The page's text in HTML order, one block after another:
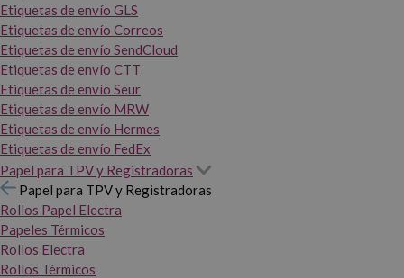
Etiquetas de envío GLS
Etiquetas de envío Correos
Etiquetas de envío SendCloud
Etiquetas de envío CTT
Etiquetas de envío Seur
Etiquetas de envío MRW
Etiquetas de envío Hermes
Etiquetas de envío FedEx
Papel para TPV y Registradoras
Papel para TPV y Registradoras
Rollos Papel Electra
Papeles Térmicos
Rollos Electra
Rollos Térmicos